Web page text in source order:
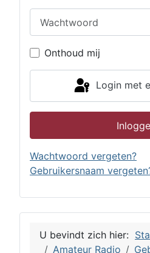
Onthoud mij
Login met
Wachtwoord vergeten?
Gebruikersnaam
U bevindt zich hier:
Amateur Radio